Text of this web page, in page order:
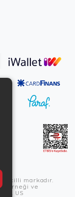
markadır.
Derneği ve
US